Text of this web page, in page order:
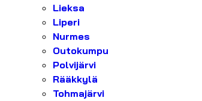
Lieksa
Liperi
Nurmes
Outokumpu
Polvijärvi
Rääkkylä
Tohmajärvi